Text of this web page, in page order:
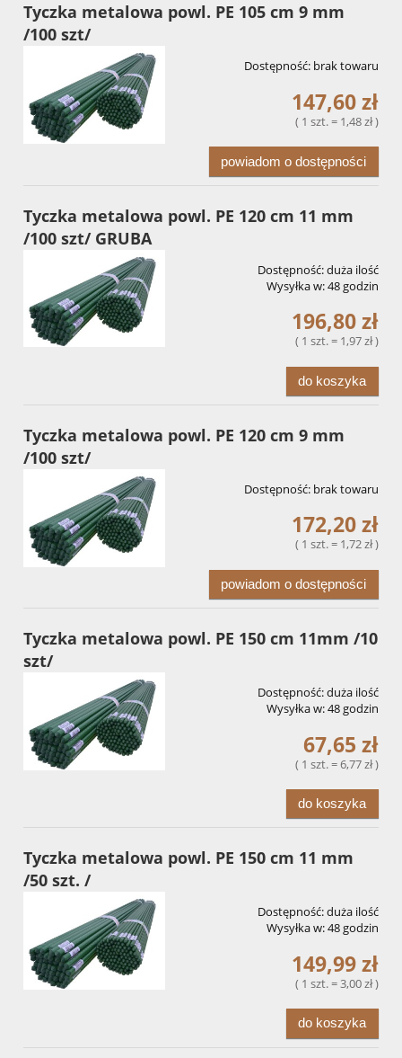
Tyczka metalowa powl. PE 105 cm 9 mm
/100 szt/
Dostępność: brak towaru
147,60 zł
( 1 szt. = 1,48 zł )
powiadom o dostępności
Tyczka metalowa powl. PE 120 cm 11 mm
/100 szt/ GRUBA
Dostępność:duża ilość
Wysyłka w:48 godzin
196,80 zł
( 1 szt. = 1,97 zł )
do koszyka
Tyczka metalowa powl. PE 120 cm 9 mm
/100 szt/
Dostępność: brak towaru
172,20 zł
( 1 szt. = 1,72 zł )
powiadom o dostępności
Tyczka metalowa powl. PE 150 cm 11mm /10
szt/
Dostępność:duża ilość
Wysyłka w:48 godzin
67,65 zł
( 1 szt. = 6,77 zł )
do koszyka
Tyczka metalowa powl. PE 150 cm 11 mm
/50 szt. /
Dostępność:duża ilość
Wysyłka w:48 godzin
149,99 zł
( 1 szt. = 3,00 zł )
do koszyka